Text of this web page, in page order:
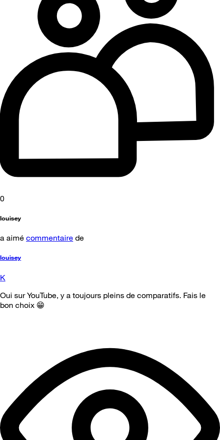
0
louisey
a aimé commentaire de
louisey
K
Oui sur YouTube, y a toujours pleins de comparatifs. Fais le
bon choix 😁